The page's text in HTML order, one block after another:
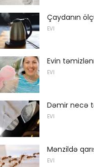
Çaydanın
EVI
Evin
EVI
Dəmir necə
EVI
Mənzildə
EVI